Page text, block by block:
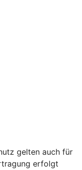
gelten auch für
erfolgt